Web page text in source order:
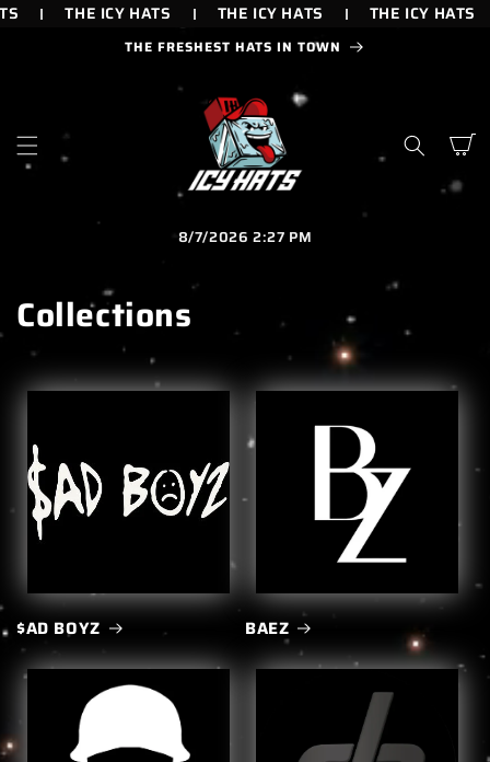
THE ICY HATS THE ICY HATS THE ICY HATS
CONTENIDOTHE FRESHEST HATS IN TOWN
Carrito
8/7/2026 2:27 PM
Collections
$AD BOYZ BAEZ